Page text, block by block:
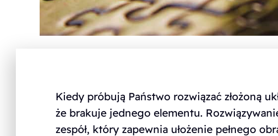
Kiedy próbują Państwo rozwiązać złożoną
że brakuje jednego elementu.
zespół, który zapewnia ułożenie pełnego